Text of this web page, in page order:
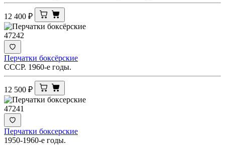
12 400 ₽
47242
Перчатки боксёрские
СССР. 1960-е годы.
12 500 ₽
47241
Перчатки боксерские
1950-1960-е годы.